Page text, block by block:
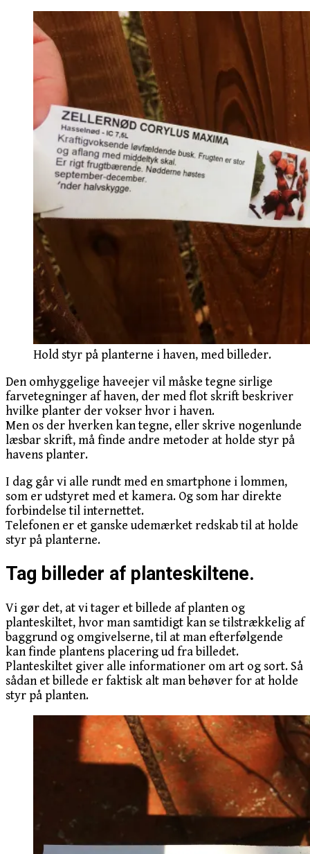
Hold styr på planterne i haven, med billeder.
Den omhyggelige haveejer vil måske tegne sirlige
farvetegninger af haven, der med flot skrift beskriver
hvilke planter der vokser hvor i haven.
Men os der hverken kan tegne, eller skrive nogenlunde
læsbar skrift, må finde andre metoder at holde styr på
havens planter.
I dag går vi alle rundt med en smartphone i lommen,
som er udstyret med et kamera. Og som har direkte
forbindelse til internettet.
Telefonen er et ganske udemærket redskab til at holde
styr på planterne.
Tag billeder af planteskiltene.
Vi gør det, at vi tager et billede af planten og
planteskiltet, hvor man samtidigt kan se tilstrækkelig af
baggrund og omgivelserne, til at man efterfølgende
kan finde plantens placering ud fra billedet.
Planteskiltet giver alle informationer om art og sort. Så
sådan et billede er faktisk alt man behøver for at holde
styr på planten.